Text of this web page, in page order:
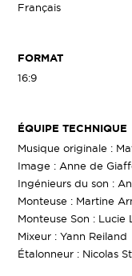
Français
FORMAT
16:9
ÉQUIPE TECHNIQUE
Musique originale :
Image : Anne de
Ingénieurs du son :
Monteuse : Martine
Monteuse Son : Lucie
Mixeur : Yann Reiland
Étalonneur : Nicolas